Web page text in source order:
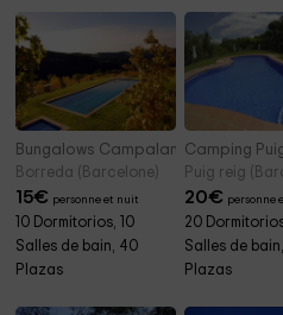
Bungalows Campalans
Borreda (Barcelone)
15€ personne et nuit
10 Dormitorios, 10
Salles de bain, 40
Plazas
Camping
Puig reig
20€ personne
20
Salles de
Plazas